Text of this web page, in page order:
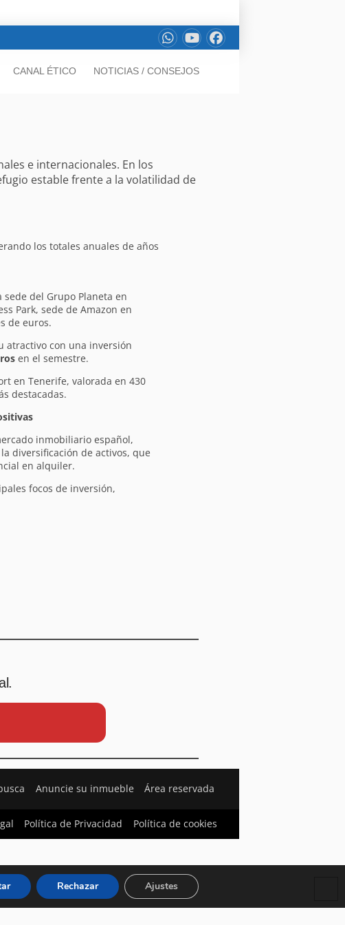
CANAL ÉTICO NOTICIAS / CONSEJOS
e internacionales. En los
estable frente a la volatilidad de
los totales anuales de años
del Grupo Planeta en
Park, sede de Amazon en
de euros.
atractivo con una inversión
en el semestre.
en Tenerife, valorada en 430
destacadas.
inmobiliario español,
diversificación de activos, que
en alquiler.
focos de inversión,
Anuncie su inmueble Área reservada
Política de Privacidad Política de cookies
Rechazar Ajustes